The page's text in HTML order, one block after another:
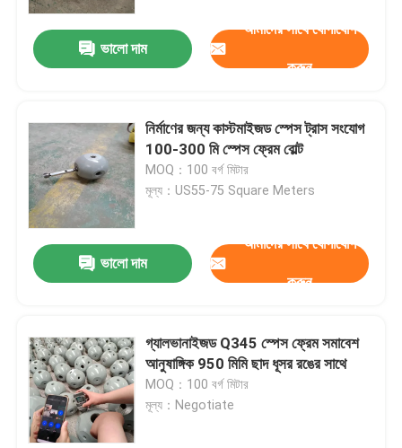
কারখানা ভ্রমণ
মান নিয়ন্ত্রণ
যোগাযোগ করুন
খবর
মামলা
স্পেস ফ্রেম ট্রাস
স্পেস ফ্রেম নোড
ভালো দাম
আমাদের সাথে যোগাযোগ
করুন
নির্মাণের জন্য কাস্টমাইজড স্পেস ট্রাস সংযোগ
100-300 মি স্পেস ফ্রেম বোল্ট
MOQ：100 বর্গ মিটার
মূল্য：US55-75 Square Meters
ভালো দাম
আমাদের সাথে যোগাযোগ
করুন
গ্যালভানাইজড Q345 স্পেস ফ্রেম সমাবেশ
আনুষাঙ্গিক 950 মিমি ছাদ ধূসর রঙের সাথে
MOQ：100 বর্গ মিটার
মূল্য：Negotiate